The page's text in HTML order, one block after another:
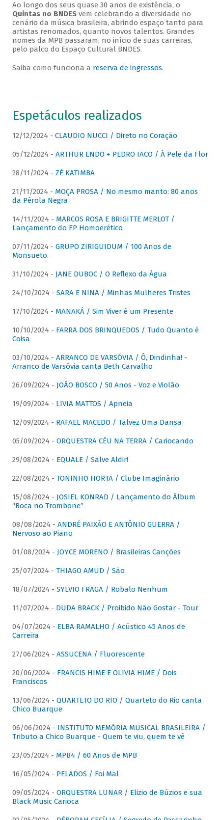
Ao longo dos seus quase 30 anos de existência, o
Quintas no BNDESvem celebrando a diversidade no
cenário da música brasileira, abrindo espaço tanto para
artistas renomados, quanto novos talentos. Grandes
nomes da MPB passaram, no início de suas carreiras,
pelo palco do Espaço Cultural BNDES.
Saiba como funciona a reserva de ingressos.
Espetáculos realizados
12/12/2024 - CLAUDIO NUCCI / Direto no Coração
05/12/2024 - ARTHUR ENDO + PEDRO IACO / À Pele da Flor
28/11/2024 - ZÉ KATIMBA
21/11/2024 - MOÇA PROSA / No mesmo manto: 80 anos
da Pérola Negra
14/11/2024 - MARCOS ROSA E BRIGITTE MERLOT /
Lançamento do EP Homoerético
07/11/2024 - GRUPO ZIRIGUIDUM / 100 Anos de
Monsueto.
31/10/2024 - JANE DUBOC / O Reflexo da Água
24/10/2024 - SARA E NINA / Minhas Mulheres Tristes
17/10/2024 - MANAKÁ / Sim Viver é um Presente
10/10/2024 - FARRA DOS BRINQUEDOS / Tudo Quanto é
Coisa
03/10/2024 - ARRANCO DE VARSÓVIA / Ô, Dindinha! -
Arranco de Varsóvia canta Beth Carvalho
26/09/2024 - JOÃO BOSCO / 50 Anos - Voz e Violão
19/09/2024 - LIVIA MATTOS / Apneia
12/09/2024 - RAFAEL MACEDO / Talvez Uma Dansa
05/09/2024 - ORQUESTRA CÉU NA TERRA / Cariocando
29/08/2024 - EQUALE / Salve Aldir!
22/08/2024 - TONINHO HORTA / Clube Imaginário
15/08/2024 - JOSIEL KONRAD / Lançamento do Álbum
“Boca no Trombone”
08/08/2024 - ANDRÉ PAIXÃO E ANTÔNIO GUERRA /
Nervoso ao Piano
01/08/2024 - JOYCE MORENO / Brasileiras Canções
25/07/2024 - THIAGO AMUD / São
18/07/2024 - SYLVIO FRAGA / Robalo Nenhum
11/07/2024 - DUDA BRACK / Proibido Não Gostar - Tour
04/07/2024 - ELBA RAMALHO / Acústico 45 Anos de
Carreira
27/06/2024 - ASSUCENA / Fluorescente
20/06/2024 - FRANCIS HIME E OLIVIA HIME / Dois
Franciscos
13/06/2024 - QUARTETO DO RIO / Quarteto do Rio canta
Chico Buarque
06/06/2024 - INSTITUTO MEMÓRIA MUSICAL BRASILEIRA /
Tributo a Chico Buarque - Quem te viu, quem te vê
23/05/2024 - MPB4 / 60 Anos de MPB
16/05/2024 - PELADOS / Foi Mal
09/05/2024 - ORQUESTRA LUNAR / Elizio de Búzios e sua
Black Music Carioca